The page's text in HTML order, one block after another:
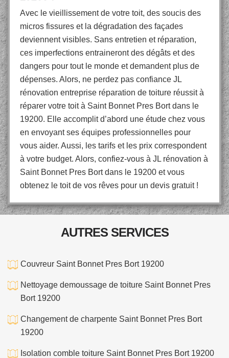
Avec le vieillissement de votre toit, des soucis des
micros fissures et la dégradation des façades
deviennent visibles. Sans entretien et réparation,
ces imperfections entraineront des dégâts et des
dangers pour tout le monde et demandent plus de
dépenses. Alors, ne perdez pas confiance JL
rénovation entreprise réparation de toiture réussit à
réparer votre toit à Saint Bonnet Pres Bort dans le
19200. Elle accomplit d’abord une étude chez vous
en envoyant ses équipes professionnelles pour
vous aider. Aussi, les tarifs et les prix correspondent
à votre budget. Alors, confiez-vous à JL rénovation à
Saint Bonnet Pres Bort dans le 19200 et vous
obtenez le toit de vos rêves pour un devis gratuit !
AUTRES SERVICES
Couvreur Saint Bonnet Pres Bort 19200
Nettoyage demoussage de toiture Saint Bonnet Pres
Bort 19200
Changement de charpente Saint Bonnet Pres Bort
19200
Isolation comble toiture Saint Bonnet Pres Bort 19200